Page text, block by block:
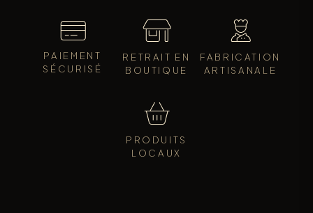
PAIEMENT
SÉCURISÉ
RETRAIT EN
BOUTIQUE
FABRICATION
ARTISANALE
PRODUITS
LOCAUX